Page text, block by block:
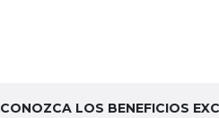
CONOZCA LOS BENEFICIOS